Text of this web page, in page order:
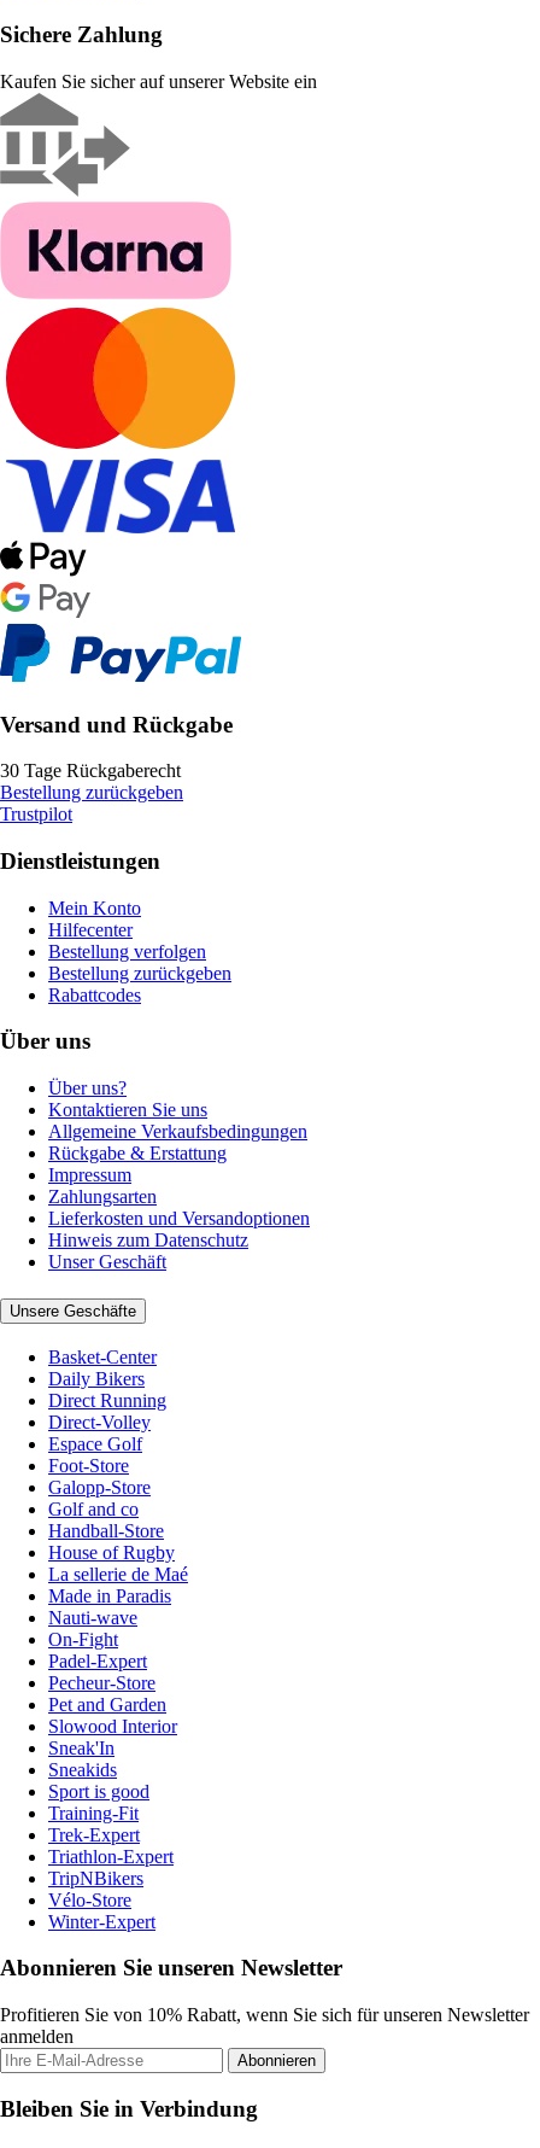
Sichere Zahlung
Kaufen Sie sicher auf unserer Website ein
Versand und Rückgabe
30 Tage Rückgaberecht
Bestellung zurückgeben
Trustpilot
Dienstleistungen
Mein Konto
Hilfecenter
Bestellung verfolgen
Bestellung zurückgeben
Rabattcodes
Über uns
Über uns?
Kontaktieren Sie uns
Allgemeine Verkaufsbedingungen
Rückgabe & Erstattung
Impressum
Zahlungsarten
Lieferkosten und Versandoptionen
Hinweis zum Datenschutz
Unser Geschäft
Unsere Geschäfte
Basket-Center
Daily Bikers
Direct Running
Direct-Volley
Espace Golf
Foot-Store
Galopp-Store
Golf and co
Handball-Store
House of Rugby
La sellerie de Maé
Made in Paradis
Nauti-wave
On-Fight
Padel-Expert
Pecheur-Store
Pet and Garden
Slowood Interior
Sneak'In
Sneakids
Sport is good
Training-Fit
Trek-Expert
Triathlon-Expert
TripNBikers
Vélo-Store
Winter-Expert
Abonnieren Sie unseren Newsletter
Profitieren Sie von 10% Rabatt, wenn Sie sich für unseren Newsletter
anmelden
Abonnieren
Bleiben Sie in Verbindung